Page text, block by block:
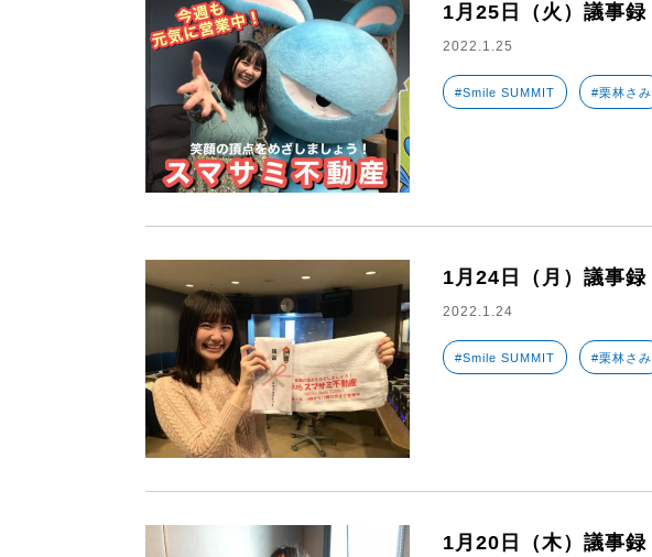
1月25日（火）議事録
2022.1.25
#Smile SUMMIT #栗林さみ
1月24日（月）議事録
2022.1.24
#Smile SUMMIT #栗林さみ
1月20日（木）議事録